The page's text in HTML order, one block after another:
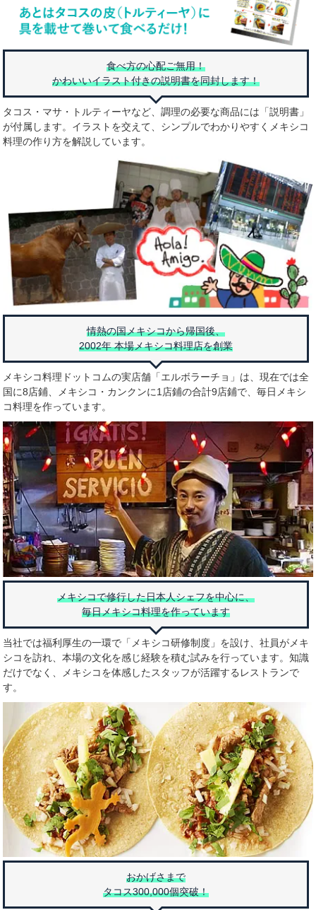
食べ方の心配ご無用！
かわいいイラスト付きの説明書を同封します！
タコス・マサ・トルティーヤなど、調理の必要な商品には「説明書」
が付属します。イラストを交えて、シンプルでわかりやすくメキシコ
料理の作り方を解説しています。
情熱の国メキシコから帰国後、
2002年 本場メキシコ料理店を創業
メキシコ料理ドットコムの実店舗「エルボラーチョ」は、現在では全
国に8店鋪、メキシコ・カンクンに1店鋪の合計9店鋪で、毎日メキシ
コ料理を作っています。
メキシコで修行した日本人シェフを中心に、
毎日メキシコ料理を作っています
当社では福利厚生の一環で「メキシコ研修制度」を設け、社員がメキ
シコを訪れ、本場の文化を感じ経験を積む試みを行っています。知識
だけでなく、メキシコを体感したスタッフが活躍するレストランで
す。
おかげさまで
タコス300,000個突破！